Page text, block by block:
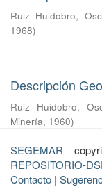
Ruiz Huidobro,
1968)
Descripción
Ruiz Huidobro,
Minería, 1960)
SEGEMAR
REPOSITORIO-
Contacto |